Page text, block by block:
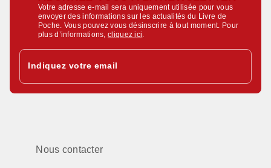
Votre adresse e-mail sera uniquement utilisée pour vous
envoyer des informations sur les actualités du Livre de
Poche. Vous pouvez vous désinscrire à tout moment. Pour
plus d’informations,cliquez ici
Indiquez votre email
Nous contacter